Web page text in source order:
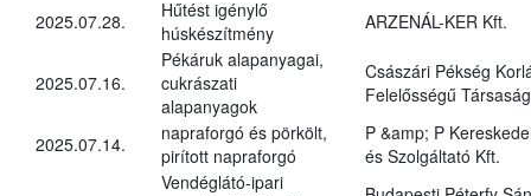
2025.07.28.
Hűtést igénylő
húskészítmény
ARZENÁL-KER Kft.
2025.07.16.
Pékáruk alapanyagai,
cukrászati
alapanyagok
Császári Pékség
Felelősségű Társaság
2025.07.14.
napraforgó és pörkölt,
pirított napraforgó
P &amp; P
és Szolgáltató Kft.
Vendéglátó-ipari